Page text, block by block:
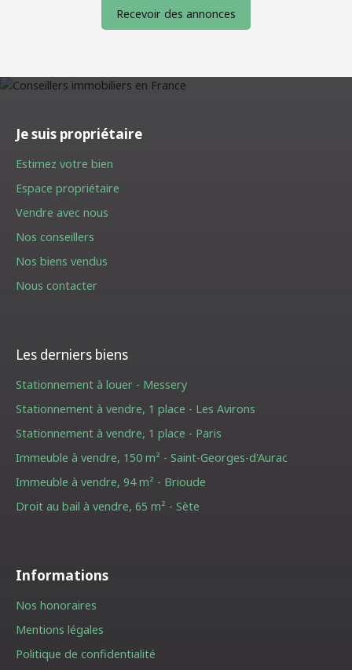
Recevoir des annonces
Je suis propriétaire
Estimez votre bien
Espace propriétaire
Vendre avec nous
Nos conseillers
Nos biens vendus
Nous contacter
Les derniers biens
Stationnement à louer - Messery
Stationnement à vendre, 1 place - Les Avirons
Stationnement à vendre, 1 place - Paris
Immeuble à vendre, 150 m² - Saint-Georges-d'Aurac
Immeuble à vendre, 94 m² - Brioude
Droit au bail à vendre, 65 m² - Sète
Informations
Nos honoraires
Mentions légales
Politique de confidentialité